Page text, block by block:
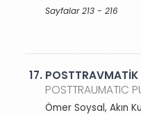
Sayfalar 213 - 216
17. POSTTRAVMATİK
POSTTRAUMATIC
Ömer Soysal, Akın